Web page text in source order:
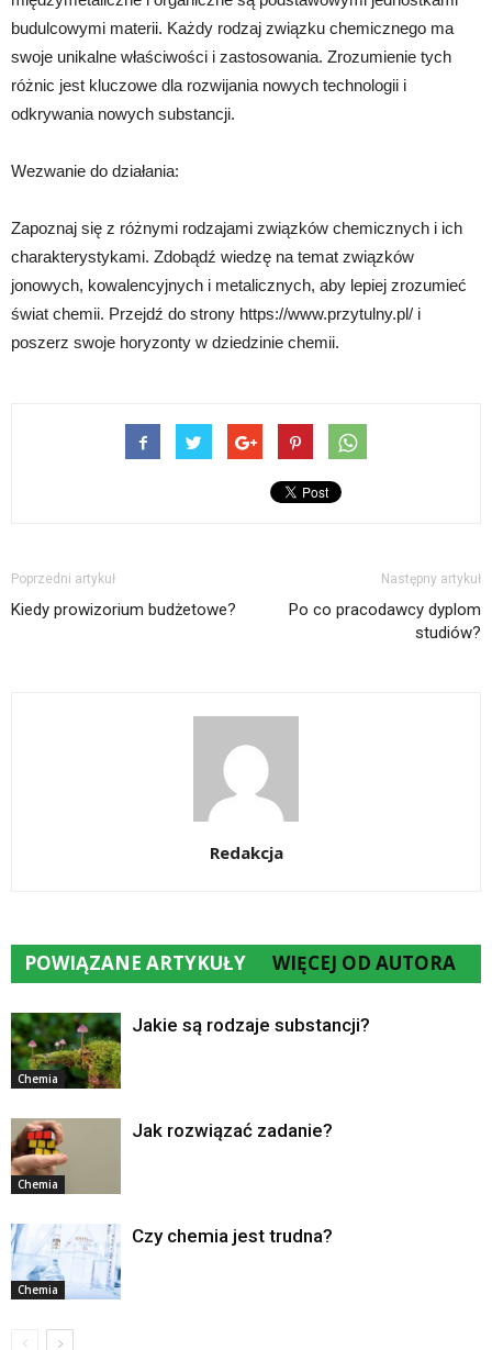
budulcowymi materii. Każdy rodzaj związku chemicznego ma
swoje unikalne właściwości i zastosowania. Zrozumienie tych
różnic jest kluczowe dla rozwijania nowych technologii i
odkrywania nowych substancji.
Wezwanie do działania:
Zapoznaj się z różnymi rodzajami związków chemicznych i ich
charakterystykami. Zdobądź wiedzę na temat związków
jonowych, kowalencyjnych i metalicznych, aby lepiej zrozumieć
świat chemii. Przejdź do strony https://www.przytulny.pl/ i
poszerz swoje horyzonty w dziedzinie chemii.
Poprzedni artykuł
Kiedy prowizorium budżetowe?
Następny artykuł
Po co pracodawcy dyplom
studiów?
Redakcja
POWIĄZANE ARTYKUŁY WIĘCEJ OD AUTORA
Chemia
Jakie są rodzaje substancji?
Chemia
Jak rozwiązać zadanie?
Chemia
Czy chemia jest trudna?